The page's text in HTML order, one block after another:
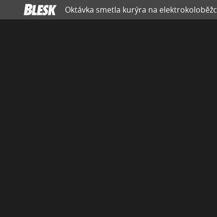
Oktávka smetla kurýra na